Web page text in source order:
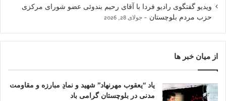
ویدیو گفتگوی رادیو فردا با آقای رحیم بندوئی عضو شورای مرکزی
حزب مردم بلوچستان
جولای 28, 2026
از میان خبر ها
یاد “یعقوب مهرنهاد” شهید و نمادِ مبارزه و مقاومت
مدنی در بلوچستان گرامی باد